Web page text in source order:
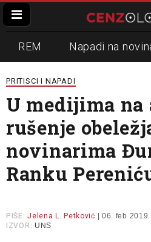
REM Napadi na
Zvučni top
Propaganda Lokalni
Informer Slavko
PRITISCI I NAPADI
U medijima na
rušenje
novinarima
Ranku
PIŠE: Jelena L. Petković | 06. feb 2019.
IZVOR: UNS